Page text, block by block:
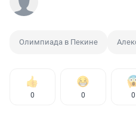
Олимпиада в Пекине
0 0 0